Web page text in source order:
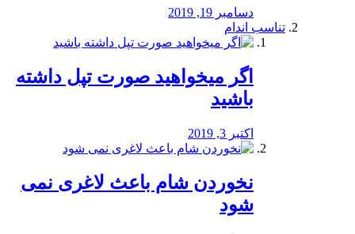
دسامبر 19, 2019
تناسب اندام
اگر میخواهید صورت تپل داشته
باشید
اکتبر 3, 2019
نخوردن شام باعث لاغری نمی
‌شود